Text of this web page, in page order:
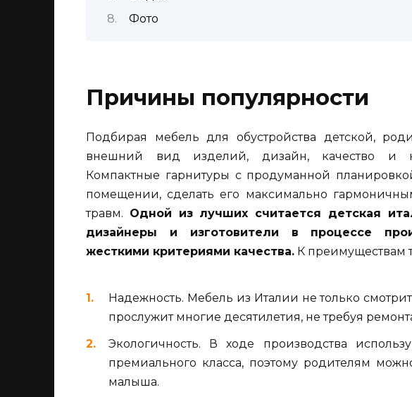
Фото
Причины популярности
Подбирая мебель для обустройства детской,
внешний вид изделий, дизайн, качество и
Компактные гарнитуры с продуманной
помещении, сделать его максимально
травм. Одной из лучших считается детская
дизайнеры и изготовители в процессе
жесткими критериями качества. К преимуществам
Надежность. Мебель из Италии не только
прослужит многие десятилетия, не требуя
Экологичность. В ходе производства
премиального класса, поэтому родителям
малыша.